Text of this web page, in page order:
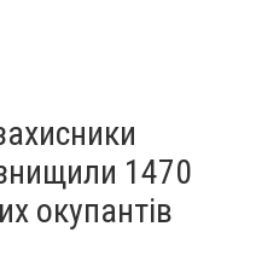
до 8 років
1470
окупантів